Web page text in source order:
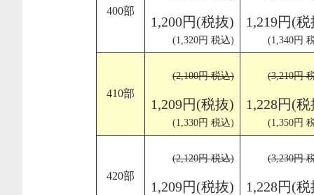
400部
1,200円(税抜)
(1,320円 税込)
1,219円(
(1,340円
410部
(2,100円 税込)
1,209円(税抜)
(1,330円 税込)
(3,210円
1,228円(
(1,350円
420部
(2,120円 税込)
1,209円(税抜)
(3,230円
1,228円(